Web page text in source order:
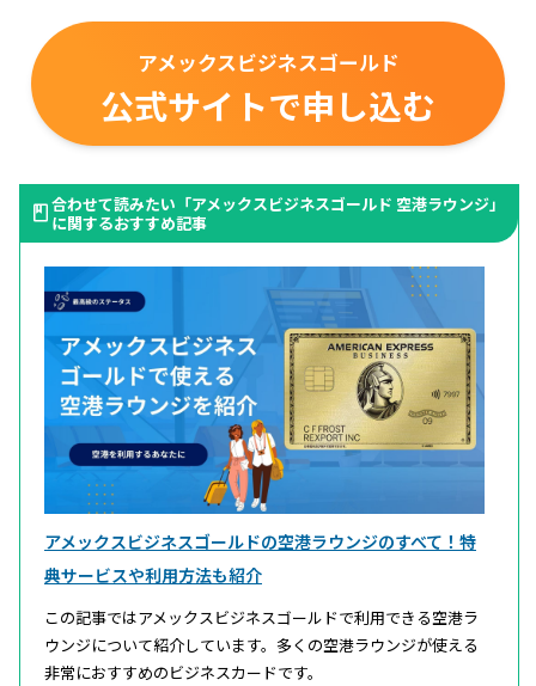
アメックスビジネスゴールド
公式サイトで申し込む
合わせて読みたい「アメックスビジネスゴールド 空港ラウンジ」
に関するおすすめ記事
アメックスビジネスゴールドの空港ラウンジのすべて！特
典サービスや利用方法も紹介
この記事ではアメックスビジネスゴールドで利用できる空港ラ
ウンジについて紹介しています。多くの空港ラウンジが使える
非常におすすめのビジネスカードです。